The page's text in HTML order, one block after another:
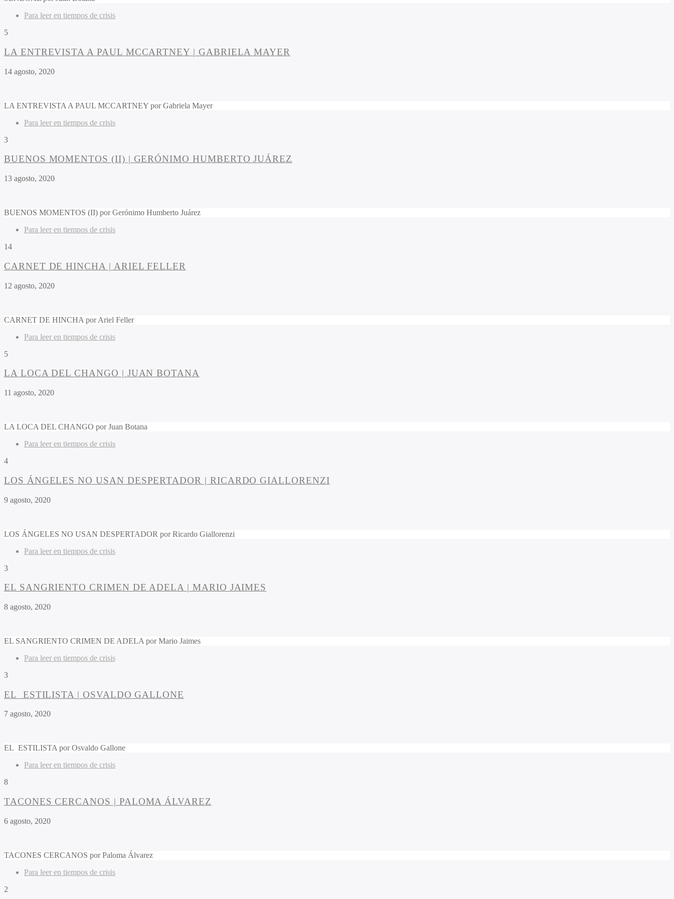
Para leer en tiempos de crisis
5
LA ENTREVISTA A PAUL MCCARTNEY | GABRIELA MAYER
14 agosto, 2020
LA ENTREVISTA A PAUL MCCARTNEY por Gabriela Mayer
Para leer en tiempos de crisis
3
BUENOS MOMENTOS (II) | GERÓNIMO HUMBERTO JUÁREZ
13 agosto, 2020
BUENOS MOMENTOS (II) por Gerónimo Humberto Juárez
Para leer en tiempos de crisis
14
CARNET DE HINCHA | ARIEL FELLER
12 agosto, 2020
CARNET DE HINCHA por Ariel Feller
Para leer en tiempos de crisis
5
LA LOCA DEL CHANGO | JUAN BOTANA
11 agosto, 2020
LA LOCA DEL CHANGO por Juan Botana
Para leer en tiempos de crisis
4
LOS ÁNGELES NO USAN DESPERTADOR | RICARDO GIALLORENZI
9 agosto, 2020
LOS ÁNGELES NO USAN DESPERTADOR por Ricardo Giallorenzi
Para leer en tiempos de crisis
3
EL SANGRIENTO CRIMEN DE ADELA | MARIO JAIMES
8 agosto, 2020
EL SANGRIENTO CRIMEN DE ADELA por Mario Jaimes
Para leer en tiempos de crisis
3
EL ESTILISTA | OSVALDO GALLONE
7 agosto, 2020
EL ESTILISTA por Osvaldo Gallone
Para leer en tiempos de crisis
8
TACONES CERCANOS | PALOMA ÁLVAREZ
6 agosto, 2020
TACONES CERCANOS por Paloma Álvarez
Para leer en tiempos de crisis
2